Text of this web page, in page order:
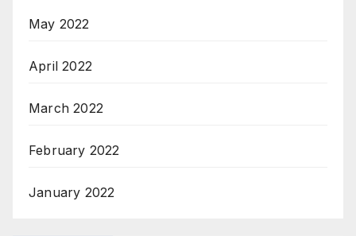
May 2022
April 2022
March 2022
February 2022
January 2022